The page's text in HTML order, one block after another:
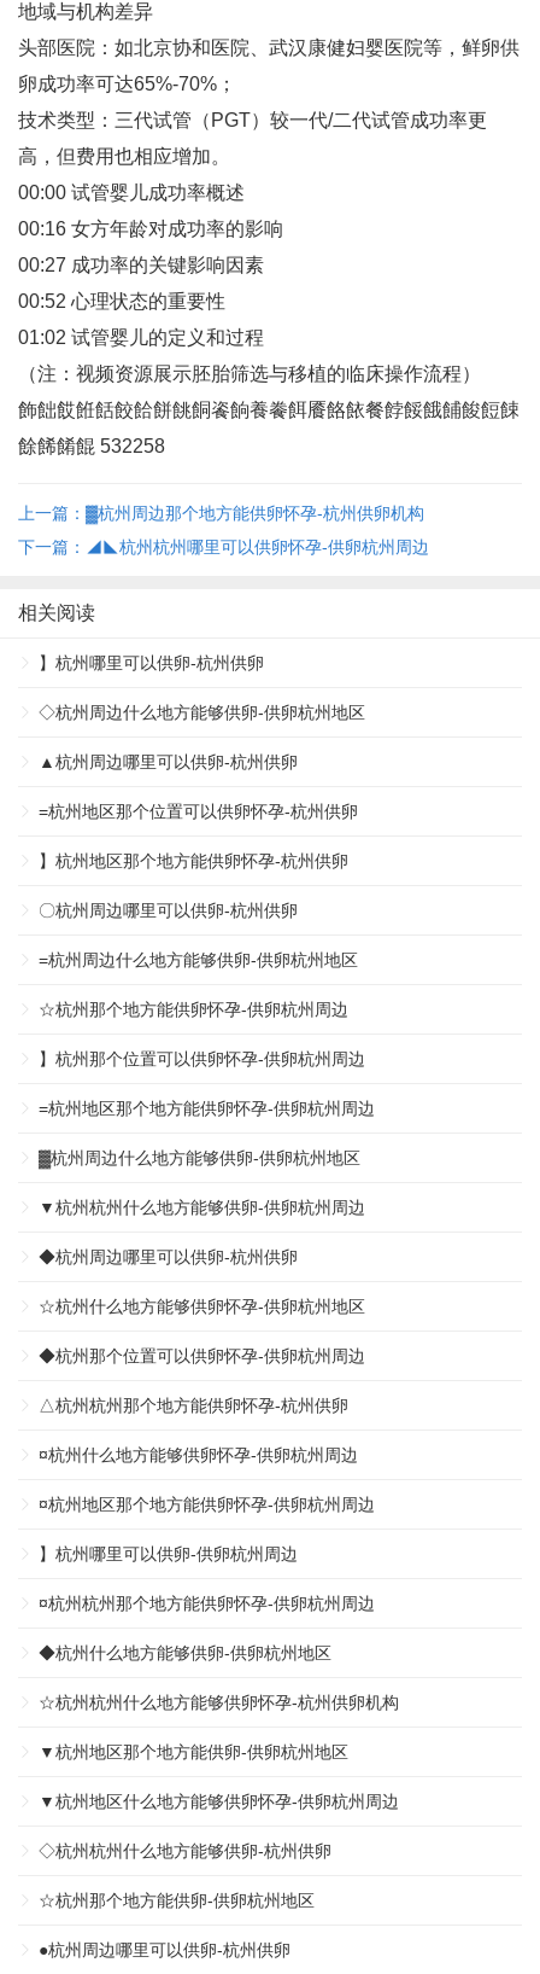
地域与机构差异
头部医院‌：如北京协和医院、武汉康健妇婴医院等，鲜卵供
卵成功率可达65%-70%‌；
技术类型‌：三代试管（PGT）较一代/二代试管成功率更
高，但费用也相应增加‌。
00:00 试管婴儿成功率概述
00:16 女方年龄对成功率的影响
00:27 成功率的关键影响因素
00:52 心理状态的重要性
01:02 试管婴儿的定义和过程
（注：视频资源展示胚胎筛选与移植的临床操作流程）
飾飿餀餁餂餃餄餅餆餇餈餉養餋餌餍餎餏餐餑餒餓餔餕餖餗
餘餙餚餛 532258
上一篇：▓杭州周边那个地方能供卵怀孕-杭州供卵机构
下一篇：◢◣杭州杭州哪里可以供卵怀孕-供卵杭州周边
相关阅读
】杭州哪里可以供卵-杭州供卵
◇杭州周边什么地方能够供卵-供卵杭州地区
▲杭州周边哪里可以供卵-杭州供卵
=杭州地区那个位置可以供卵怀孕-杭州供卵
】杭州地区那个地方能供卵怀孕-杭州供卵
〇杭州周边哪里可以供卵-杭州供卵
=杭州周边什么地方能够供卵-供卵杭州地区
☆杭州那个地方能供卵怀孕-供卵杭州周边
】杭州那个位置可以供卵怀孕-供卵杭州周边
=杭州地区那个地方能供卵怀孕-供卵杭州周边
▓杭州周边什么地方能够供卵-供卵杭州地区
▼杭州杭州什么地方能够供卵-供卵杭州周边
◆杭州周边哪里可以供卵-杭州供卵
☆杭州什么地方能够供卵怀孕-供卵杭州地区
◆杭州那个位置可以供卵怀孕-供卵杭州周边
△杭州杭州那个地方能供卵怀孕-杭州供卵
¤杭州什么地方能够供卵怀孕-供卵杭州周边
¤杭州地区那个地方能供卵怀孕-供卵杭州周边
】杭州哪里可以供卵-供卵杭州周边
¤杭州杭州那个地方能供卵怀孕-供卵杭州周边
◆杭州什么地方能够供卵-供卵杭州地区
☆杭州杭州什么地方能够供卵怀孕-杭州供卵机构
▼杭州地区那个地方能供卵-供卵杭州地区
▼杭州地区什么地方能够供卵怀孕-供卵杭州周边
◇杭州杭州什么地方能够供卵-杭州供卵
☆杭州那个地方能供卵-供卵杭州地区
●杭州周边哪里可以供卵-杭州供卵